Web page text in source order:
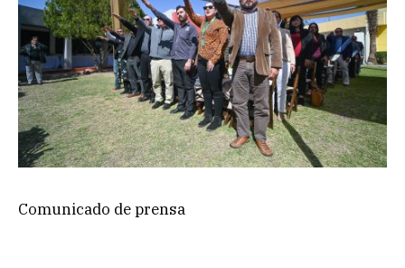
Comunicado de prensa